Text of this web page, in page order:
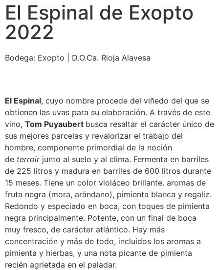
El Espinal de Exopto
2022
Bodega: Exopto | D.O.Ca. Rioja Alavesa
El Espinal, cuyo nombre procede del viñedo del que se
obtienen las uvas para su elaboración. A través de este
vino, Tom Puyaubert busca resaltar el carácter único de
sus mejores parcelas y revalorizar el trabajo del
hombre, componente primordial de la noción
de terroirjunto al suelo y al clima. Fermenta en barriles
de 225 litros y madura en barriles de 600 litros durante
15 meses. Tiene un color violáceo brillante. aromas de
fruta negra (mora, arándano), pimienta blanca y regaliz.
Redondo y especiado en boca, con toques de pimienta
negra principalmente. Potente, con un final de boca
muy fresco, de carácter atlántico. Hay más
concentración y más de todo, incluidos los aromas a
pimienta y hierbas, y una nota picante de pimienta
recién agrietada en el paladar.